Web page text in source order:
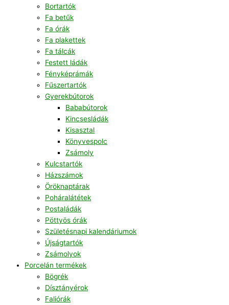
Bortartók
Fa betűk
Fa órák
Fa plakettek
Fa tálcák
Festett ládák
Fényképrámák
Fűszertartók
Gyerekbútorok
Bababútorok
Kincsesládák
Kisasztal
Könyvespolc
Zsámoly
Kulcstartók
Házszámok
Öröknaptárak
Poháralátétek
Postaládák
Pöttyös órák
Születésnapi kalendáriumok
Újságtartók
Zsámolyok
Porcelán termékek
Bögrék
Dísztányérok
Faliórák